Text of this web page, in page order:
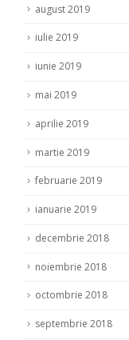
august 2019
iulie 2019
iunie 2019
mai 2019
aprilie 2019
martie 2019
februarie 2019
ianuarie 2019
decembrie 2018
noiembrie 2018
octombrie 2018
septembrie 2018